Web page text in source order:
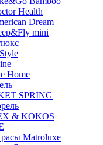
Health
Dream
mini
Home
SPRING
& KOKOS
Matroluxe